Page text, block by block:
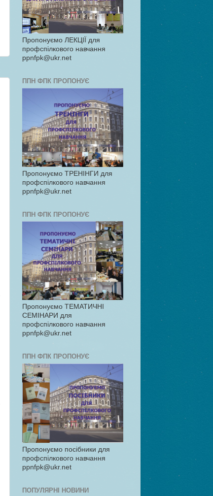
Пропонуємо ЛЕКЦІЇ для
профспілкового навчання
ppnfpk@ukr.net
ППН ФПК ПРОПОНУЄ
Пропонуємо ТРЕНІНГИ для
профспілкового навчання
ppnfpk@ukr.net
ППН ФПК ПРОПОНУЄ
Пропонуємо ТЕМАТИЧНІ
СЕМІНАРИ для
профспілкового навчання
ppnfpk@ukr.net
ППН ФПК ПРОПОНУЄ
Пропонуємо посібники для
профспілкового навчання
ppnfpk@ukr.net
ПОПУЛЯРНІ НОВИНИ